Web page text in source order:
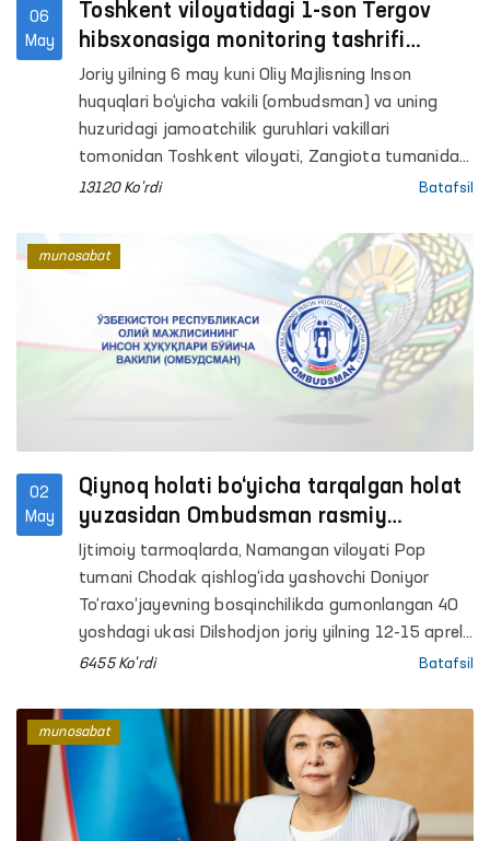
06
May
Toshkent viloyatidagi 1-son Tergov
hibsxonasiga monitoring tashrifi
amalga oshirildi
Joriy yilning 6 may kuni Oliy Majlisning Inson
huquqlari bo‘yicha vakili (ombudsman) va uning
huzuridagi jamoatchilik guruhlari vakillari
tomonidan Toshkent viloyati, Zangiota tumanidagi
1-son Tergov hibsxonasiga monitoring tashrifi
13120 Ko'rdi Batafsil
02
May
Qiynoq holati bo‘yicha tarqalgan holat
yuzasidan Ombudsman rasmiy
munosabati
Ijtimoiy tarmoqlarda, Namangan viloyati Pop
tumani Chodak qishlog‘ida yashovchi Doniyor
To‘raxo‘jayevning bosqinchilikda gumonlangan 40
yoshdagi ukasi Dilshodjon joriy yilning 12-15 aprel
kunlari Toshkent shahar IIBB Tergov bo‘limi
qo‘llari skotch bilan bog‘lanib, shafqatsiz
muomalaga duchor qilinganligi bo‘yicha xabarlar
tarqaldi.
6455 Ko'rdi Batafsil
munosabat
munosabat